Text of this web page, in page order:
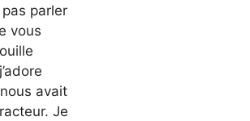
pas parler
vous
avait
Je